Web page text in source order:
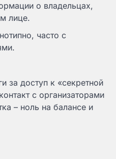
о владельцах,
лице.
часто с
за доступ к «секретной
с организаторами
– ноль на балансе и